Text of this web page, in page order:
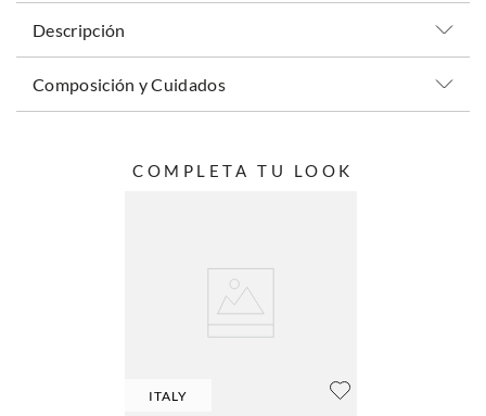
Descripción
Composición y Cuidados
COMPLETA TU LOOK
ITALY